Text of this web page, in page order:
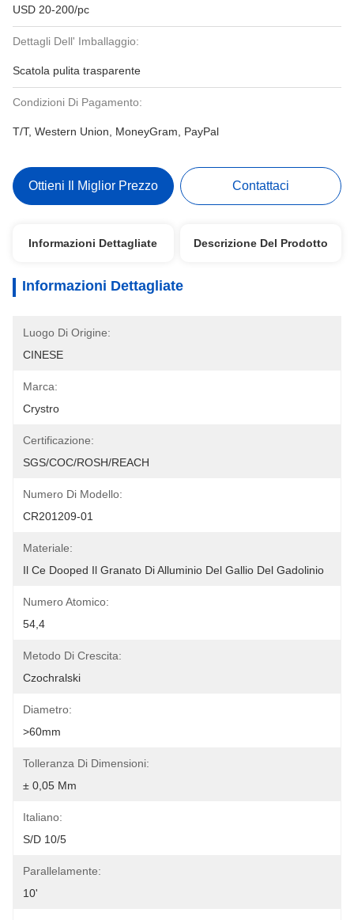
USD 20-200/pc
Dettagli Dell' Imballaggio:
Scatola pulita trasparente
Condizioni Di Pagamento:
T/T, Western Union, MoneyGram, PayPal
Ottieni Il Miglior Prezzo Contattaci
Informazioni Dettagliate Descrizione Del Prodotto
Informazioni Dettagliate
Luogo Di Origine:
CINESE
Marca:
Crystro
Certificazione:
SGS/COC/ROSH/REACH
Numero Di Modello:
CR201209-01
Materiale:
Il Ce Dooped Il Granato Di Alluminio Del Gallio Del Gadolinio
Numero Atomico:
54,4
Metodo Di Crescita:
Czochralski
Diametro:
>60mm
Tolleranza Di Dimensioni:
± 0,05 Mm
Italiano:
S/D 10/5
Parallelamente:
10'